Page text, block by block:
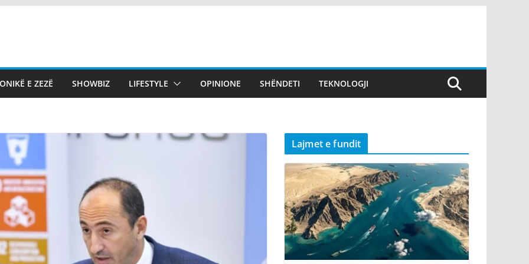
E ZEZË SHOWBIZ LIFESTYLE OPINIONE SHËNDETI TEKNOLOGJI
Lajmet e fundit